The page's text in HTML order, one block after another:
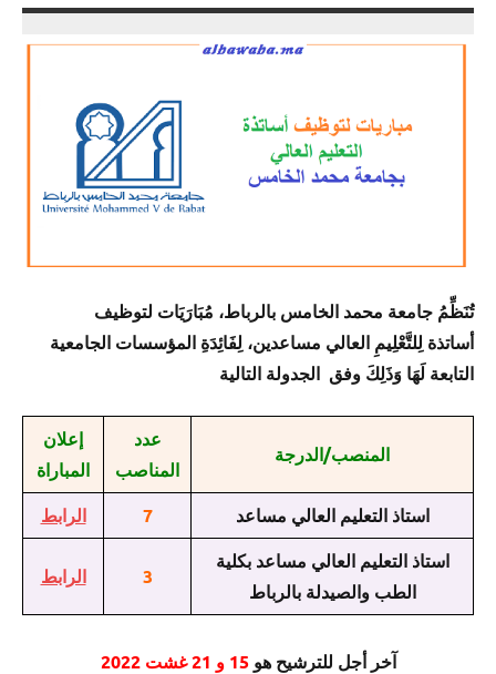
تُنَظِّمُ جامعة محمد الخامس بالرباط، مُبَارَيَات لتوظيف
أساتذة لِلتَّعْلِيمِ العالي مساعدين، لِفَائِدَةِ المؤسسات الجامعية
التابعة لَهَا وَذَلِكَ وفق الجدولة التالية
إعلان
المباراة
عدد
المناصب
المنصب/الدرجة
الرابط 7 استاذ التعليم العالي مساعد
الرابط 3
استاذ التعليم العالي مساعد بكلية
الطب والصيدلة بالرباط
آخر أجل للترشيح هو15 و 21 غشت 2022